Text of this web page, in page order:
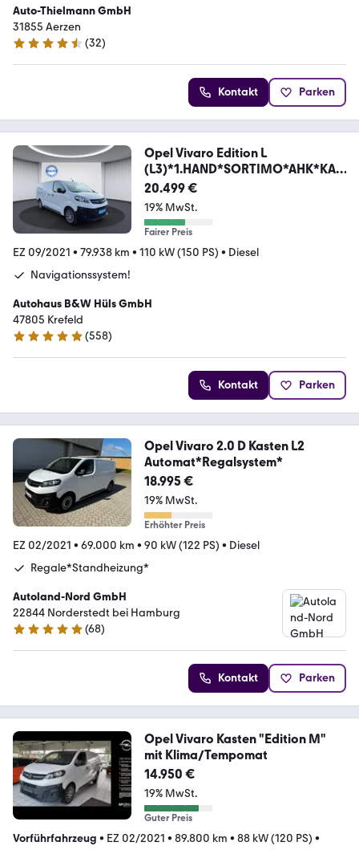
Auto-Thielmann GmbH
31855 Aerzen
4.7 Sterne
(32)
Kontakt Parken
Opel Vivaro Edition L
(L3)*1.HAND*SORTIMO*AHK*KA
MERA
20.499 €
19% MwSt.
Fairer Preis
EZ 09/2021 • 79.938 km • 110 kW (150 PS) • Diesel
Navigationssystem!
Autohaus B&W Hüls GmbH
47805 Krefeld
4.9 Sterne
(558)
Kontakt Parken
Opel Vivaro 2.0 D Kasten L2
Automat*Regalsystem*
18.995 €
19% MwSt.
Erhöhter Preis
EZ 02/2021 • 69.000 km • 90 kW (122 PS) • Diesel
Regale*Standheizung*
Autoland-Nord GmbH
22844 Norderstedt bei Hamburg
4.9 Sterne
(68)
Kontakt Parken
Opel Vivaro Kasten "Edition M"
mit Klima/Tempomat
14.950 €
19% MwSt.
Guter Preis
Vorführfahrzeug • EZ 02/2021 • 89.800 km • 88 kW (120 PS) •